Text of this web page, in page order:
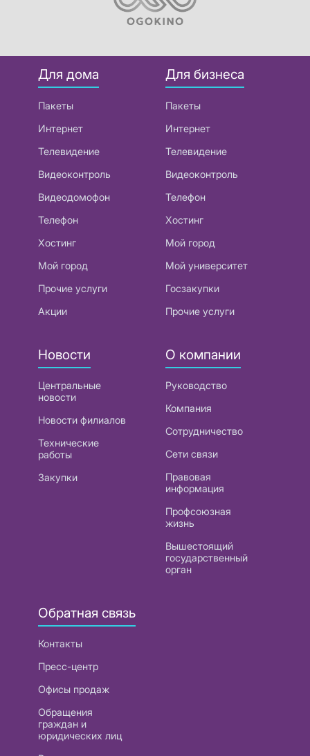
Для дома
Пакеты
Интернет
Телевидение
Видеоконтроль
Видеодомофон
Телефон
Хостинг
Мой город
Прочие услуги
Акции
Для бизнеса
Пакеты
Интернет
Телевидение
Видеоконтроль
Телефон
Хостинг
Мой город
Мой университет
Госзакупки
Прочие услуги
Новости
Центральные
новости
Новости филиалов
Технические
работы
Закупки
О компании
Руководство
Компания
Сотрудничество
Сети связи
Правовая
информация
Профсоюзная
жизнь
Вышестоящий
государственный
орган
Обратная связь
Контакты
Пресс-центр
Офисы продаж
Обращения
граждан и
юридических лиц